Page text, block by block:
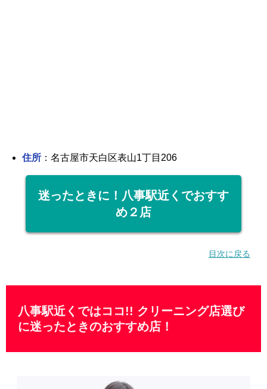
住所 ：名古屋市天白区表山1丁目206
迷ったときに！八事駅近くでおすす
め２店
目次に戻る
八事駅近くではココ!! クリーニング店選び
に迷ったときのおすすめ店！